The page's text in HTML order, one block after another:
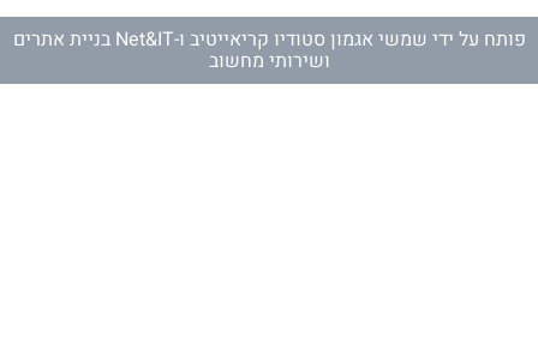
פותח על ידי שמשי אגמון סטודיו קריאייטיב ו- Net&IT בניית אתרים
ושירותי מחשוב